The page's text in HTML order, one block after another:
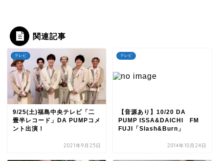
関連記事
テレビ
9/25(土)福島中央テレビ「二
畳半レコード」DA PUMPコメ
ント出演！
2021年9月25日
テレビ
【音源あり】10/20 DA
PUMP ISSA&DAICHI FM
FUJI「Slash&Burn」
2014年10月24日